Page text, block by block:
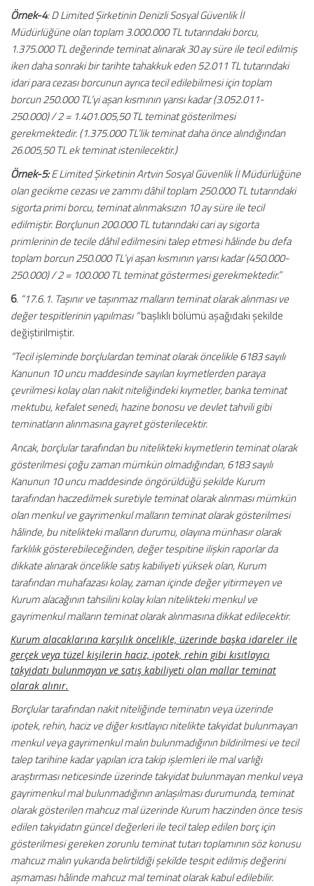
Örnek-4: D Limited Şirketinin Denizli Sosyal Güvenlik İl
Müdürlüğüne olan toplam 3.000.000 TL tutarındaki borcu,
1.375.000 TL değerinde teminat alınarak 30 ay süre ile tecil edilmiş
iken daha sonraki bir tarihte tahakkuk eden 52.011 TL tutarındaki
idari para cezası borcunun ayrıca tecil edilebilmesi için toplam
borcun 250.000 TL’yi aşan kısmının yarısı kadar (3.052.011-
250.000) / 2 = 1.401.005,50 TL teminat gösterilmesi
gerekmektedir. (1.375.000 TL’lik teminat daha önce alındığından
26.005,50 TL ek teminat istenilecektir.)
Örnek-5:E Limited Şirketinin Artvin Sosyal Güvenlik İl Müdürlüğüne
olan gecikme cezası ve zammı dâhil toplam 250.000 TL tutarındaki
sigorta primi borcu, teminat alınmaksızın 10 ay süre ile tecil
edilmiştir. Borçlunun 200.000 TL tutarındaki cari ay sigorta
primlerinin de tecile dâhil edilmesini talep etmesi hâlinde bu defa
toplam borcun 250.000 TL’yi aşan kısmının yarısı kadar (450.000-
250.000) / 2 = 100.000 TL teminat göstermesi gerekmektedir.”
6. “17.6.1. Taşınır ve taşınmaz malların teminat olarak alınması ve
değer tespitlerinin yapılması “başlıklı bölümü aşağıdaki şekilde
değiştirilmiştir.
“Tecil işleminde borçlulardan teminat olarak öncelikle 6183 sayılı
Kanunun 10 uncu maddesinde sayılan kıymetlerden paraya
çevrilmesi kolay olan nakit niteliğindeki kıymetler, banka teminat
mektubu, kefalet senedi, hazine bonosu ve devlet tahvili gibi
teminatların alınmasına gayret gösterilecektir.
Ancak, borçlular tarafından bu nitelikteki kıymetlerin teminat olarak
gösterilmesi çoğu zaman mümkün olmadığından, 6183 sayılı
Kanunun 10 uncu maddesinde öngörüldüğü şekilde Kurum
tarafından haczedilmek suretiyle teminat olarak alınması mümkün
olan menkul ve gayrimenkul malların teminat olarak gösterilmesi
hâlinde, bu nitelikteki malların durumu, olayına münhasır olarak
farklılık gösterebileceğinden, değer tespitine ilişkin raporlar da
dikkate alınarak öncelikle satış kabiliyeti yüksek olan, Kurum
tarafından muhafazası kolay, zaman içinde değer yitirmeyen ve
Kurum alacağının tahsilini kolay kılan nitelikteki menkul ve
gayrimenkul malların teminat olarak alınmasına dikkat edilecektir.
Kurum alacaklarına karşılık öncelikle, üzerinde başka idareler ile
gerçek veya tüzel kişilerin haciz, ipotek, rehin gibi kısıtlayıcı
takyidatı bulunmayan ve satış kabiliyeti olan mallar teminat
olarak alınır.
Borçlular tarafından nakit niteliğinde teminatın veya üzerinde
ipotek, rehin, haciz ve diğer kısıtlayıcı nitelikte takyidat bulunmayan
menkul veya gayrimenkul malın bulunmadığının bildirilmesi ve tecil
talep tarihine kadar yapılan icra takip işlemleri ile mal varlığı
araştırması neticesinde üzerinde takyidat bulunmayan menkul veya
gayrimenkul mal bulunmadığının anlaşılması durumunda, teminat
olarak gösterilen mahcuz mal üzerinde Kurum haczinden önce tesis
edilen takyidatın güncel değerleri ile tecil talep edilen borç için
gösterilmesi gereken zorunlu teminat tutarı toplamının söz konusu
mahcuz malın yukarıda belirtildiği şekilde tespit edilmiş değerini
aşmaması hâlinde mahcuz mal teminat olarak kabul edilebilir.